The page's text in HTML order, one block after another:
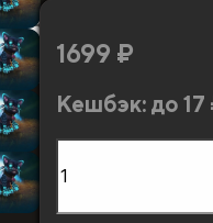
1699 ₽
Кешбэк: до 17
товара